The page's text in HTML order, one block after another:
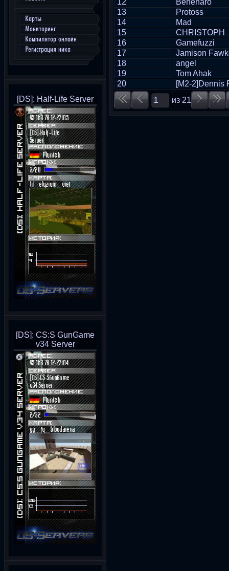
Карты
Мониторинг
Компилятор онлайн
Регистрация ника
[DS]: Half-Life Server
[DS]: CS:S GunGame
v34 Server
12
Beneharo
13
Protoss
14
Mad
15
CHRISTOPH
16
Gamefuzzi
17
Jamison
18
angel
19
Tom Ahak
20
[M2-2]Dennis
из 21